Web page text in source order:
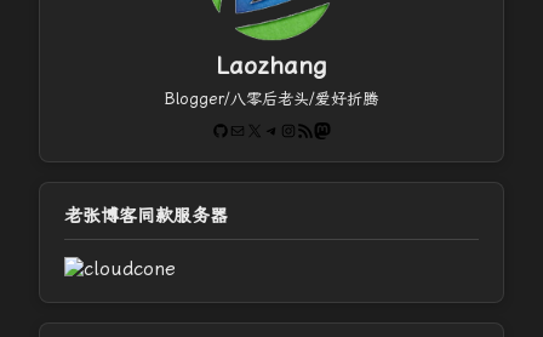
Laozhang
Blogger/八零后老头/爱好折腾
GitHub
电子邮件 X Telegram
Instagram
RSS FeedMastodon
老张博客同款服务器